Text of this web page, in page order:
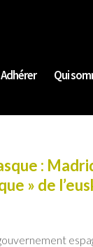
Adhérer Qui
:
» de